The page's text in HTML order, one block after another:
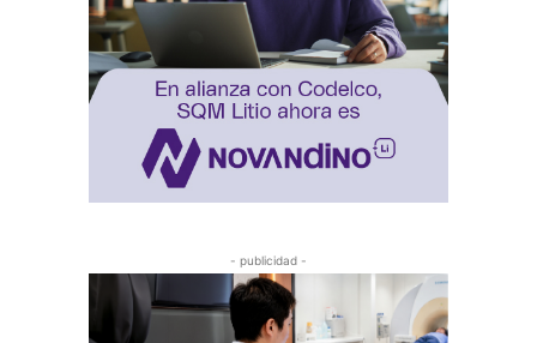
- publicidad -